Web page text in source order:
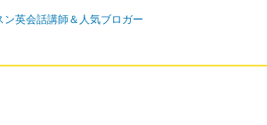
英会話講師＆人気ブロガー